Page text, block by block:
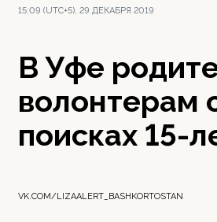
15:09 (UTC+5), 29 ДЕКАБРЯ 2019
В Уфе
волонтерам
поисках 15-
VK.COM/LIZAALERT_BASHKORTOSTAN